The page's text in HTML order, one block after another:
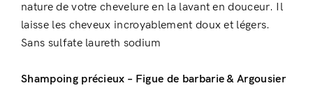
nature de votre chevelure en la lavant en douceur. Il
laisse les cheveux incroyablement doux et légers.
Sans sulfate laureth sodium
Shampoing précieux – Figue de barbarie & Argousier